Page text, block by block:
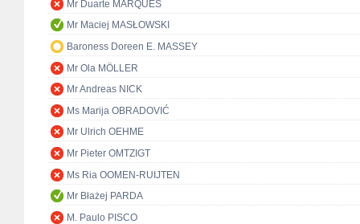
Mr Duarte MARQUES
Mr Maciej MASŁOWSKI
Baroness Doreen E. MASSEY
Mr Ola MÖLLER
Mr Andreas NICK
Ms Marija OBRADOVIĆ
Mr Ulrich OEHME
Mr Pieter OMTZIGT
Ms Ria OOMEN-RUIJTEN
Mr Błażej PARDA
M. Paulo PISCO